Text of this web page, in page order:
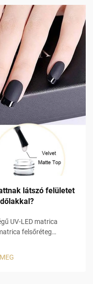
látszó felületet
UV-LED matrica
felsőréteg
amely megfelel az EU